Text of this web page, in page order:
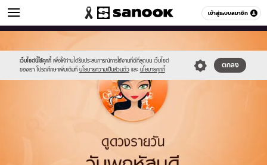
เข้าสู่ระบบสมาชิก
ดูดวง หมวดอื่นๆ
เว็บไซต์นี้ใช้คุกกี้ เพื่อให้ท่านได้รับประสบการณ์การใช้งานที่ดีที่สุดบน เว็บไซต์
ของเรา โปรดศึกษาเพิ่มเติมที่ นโยบายความเป็นส่วนตัว และ นโยบายคุกกี้
ตกลง
//s.isanook.com/sr/0/images/logo-
new-
sanook.png
//s.isanook.com/ho/0/ud/16/80969/5_thu.jpg